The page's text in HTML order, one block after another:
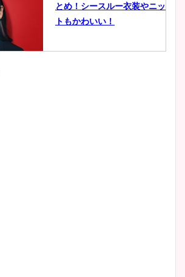
とめ！シースルー衣装やニッ
トもかわいい！